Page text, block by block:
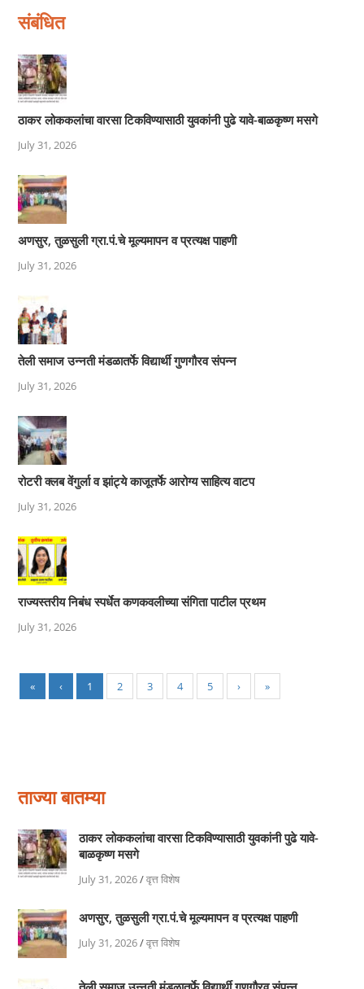
संबंधित
ठाकर लोककलांचा वारसा टिकविण्यासाठी युवकांनी पुढे यावे-बाळकृष्ण मसगे
July 31, 2026
अणसुर, तुळसुली ग्रा.पं.चे मूल्यमापन व प्रत्यक्ष पाहणी
July 31, 2026
तेली समाज उन्नती मंडळातर्फे विद्यार्थी गुणगौरव संपन्न
July 31, 2026
रोटरी क्लब वेंगुर्ला व झांट्ये काजूतर्फे आरोग्य साहित्य वाटप
July 31, 2026
राज्यस्तरीय निबंध स्पर्धेत कणकवलीच्या संगिता पाटील प्रथम
July 31, 2026
« ‹ 1 2 3 4 5 › »
ताज्या बातम्या
ठाकर लोककलांचा वारसा टिकविण्यासाठी युवकांनी पुढे यावे-
बाळकृष्ण मसगे
July 31, 2026/वृत्त विशेष
अणसुर, तुळसुली ग्रा.पं.चे मूल्यमापन व प्रत्यक्ष पाहणी
July 31, 2026/वृत्त विशेष